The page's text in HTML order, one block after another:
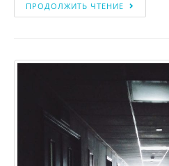
ПРОДОЛЖИТЬ ЧТЕНИЕ